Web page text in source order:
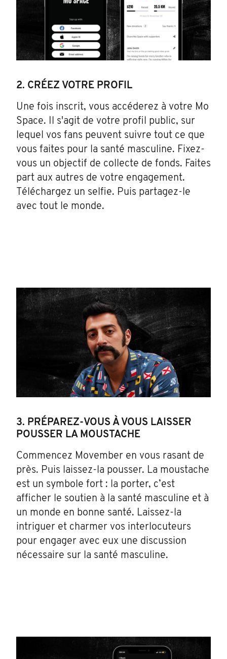
2. CRÉEZ VOTRE PROFIL
Une fois inscrit, vous accéderez à votre Mo
Space. Il s'agit de votre profil public, sur
lequel vos fans peuvent suivre tout ce que
vous faites pour la santé masculine. Fixez-
vous un objectif de collecte de fonds. Faites
part aux autres de votre engagement.
Téléchargez un selfie. Puis partagez-le
avec tout le monde.
3. PRÉPAREZ-VOUS À VOUS LAISSER
POUSSER LA MOUSTACHE
Commencez Movember en vous rasant de
près. Puis laissez-la pousser. La moustache
est un symbole fort : la porter, c’est
afficher le soutien à la santé masculine et à
un monde en bonne santé. Laissez-la
intriguer et charmer vos interlocuteurs
pour engager avec eux une discussion
nécessaire sur la santé masculine.